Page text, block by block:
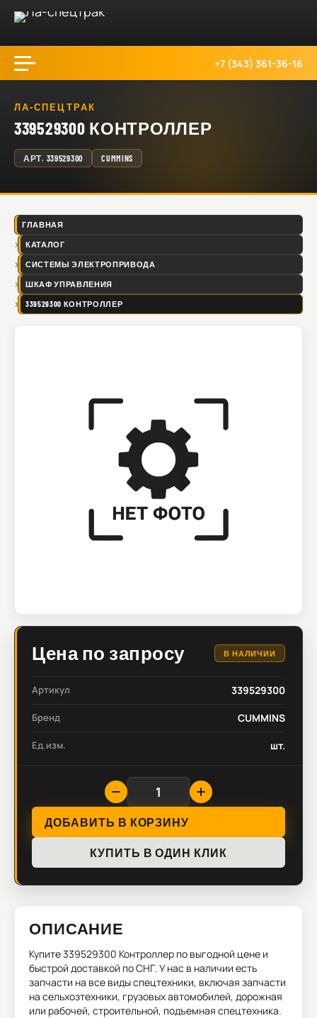
+7 (343) 361-36-16
ЛА-СПЕЦТРАК
339529300 КОНТРОЛЛЕР
АРТ. 339529300 CUMMINS
ГЛАВНАЯ
КАТАЛОГ
СИСТЕМЫ ЭЛЕКТРОПРИВОДА
ШКАФ УПРАВЛЕНИЯ
339529300 КОНТРОЛЛЕР
Цена по запросу В НАЛИЧИИ
Артикул 339529300
Бренд CUMMINS
Ед.изм. шт.
ДОБАВИТЬ В КОРЗИНУ
КУПИТЬ В ОДИН КЛИК
ОПИСАНИЕ
Купите339529300 Контроллер по выгодной цене и
быстрой доставкой по СНГ. У нас в наличии есть
запчасти на все виды спецтехники, включая запчасти
на сельхозтехники, грузовых автомобилей, дорожная
или рабочей, строительной, подъемная спецтехника.